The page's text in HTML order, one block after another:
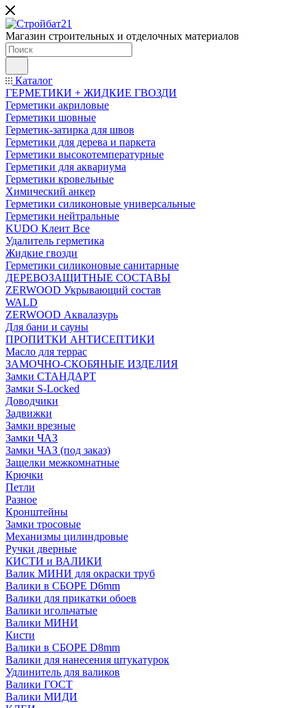
Магазин строительных и отделочных материалов
Каталог
ГЕРМЕТИКИ + ЖИДКИЕ ГВОЗДИ
Герметики акриловые
Герметики шовные
Герметик-затирка для швов
Герметики для дерева и паркета
Герметики высокотемпературные
Герметики для аквариума
Герметики кровельные
Химический анкер
Герметики силиконовые универсальные
Герметики нейтральные
KUDO Клеит Все
Удалитель герметика
Жидкие гвозди
Герметики силиконовые санитарные
ДЕРЕВОЗАЩИТНЫЕ СОСТАВЫ
ZERWOOD Укрывающий состав
WALD
ZERWOOD Аквалазурь
Для бани и сауны
ПРОПИТКИ АНТИСЕПТИКИ
Масло для террас
ЗАМОЧНО-СКОБЯНЫЕ ИЗДЕЛИЯ
Замки СТАНДАРТ
Замки S-Locked
Доводчики
Задвижки
Замки врезные
Замки ЧАЗ
Замки ЧАЗ (под заказ)
Защелки межкомнатные
Крючки
Петли
Разное
Кронштейны
Замки тросовые
Механизмы цилиндровые
Ручки дверные
КИСТИ и ВАЛИКИ
Валик МИНИ для окраски труб
Валики в СБОРЕ D6mm
Валики для прикатки обоев
Валики игольчатые
Валики МИНИ
Кисти
Валики в СБОРЕ D8mm
Валики для нанесения штукатурок
Удлинитель для валиков
Валики ГОСТ
Валики МИДИ